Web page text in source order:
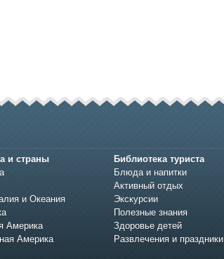
и страны
и Океания
Америка
Америка
Библиотека туриста
Блюда и напитки
Активный отдых
Экскурсии
Полезные знания
Здоровье детей
Развлечения и праздники